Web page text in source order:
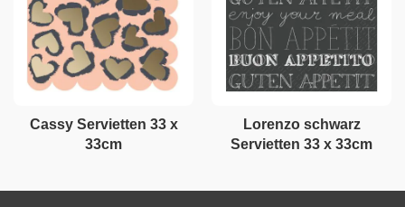
Cassy Servietten 33 x
33cm
Lorenzo schwarz
Servietten 33 x 33cm